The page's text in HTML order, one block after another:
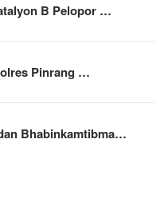
B Pelopor …
Pinrang …
Bhabinkamtibma…